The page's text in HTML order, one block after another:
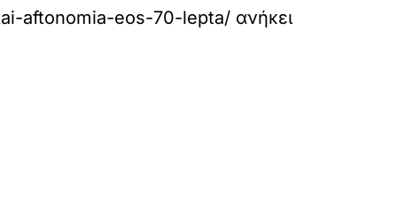
aftonomia-eos-70-lepta/ ανήκει